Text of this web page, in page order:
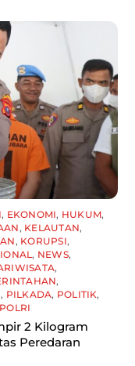
, EKONOMI, HUKUM,
, KELAUTAN,
, KORUPSI,
, NEWS,
,
,
, PILKADA, POLITIK,
2 Kilogram
Peredaran